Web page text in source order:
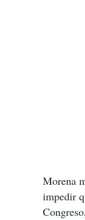
Morena
impedir